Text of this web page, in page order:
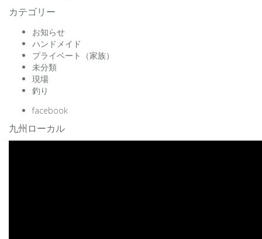
カテゴリー
お知らせ
ハンドメイド
プライベート（家族）
未分類
現場
釣り
facebook
九州ローカル